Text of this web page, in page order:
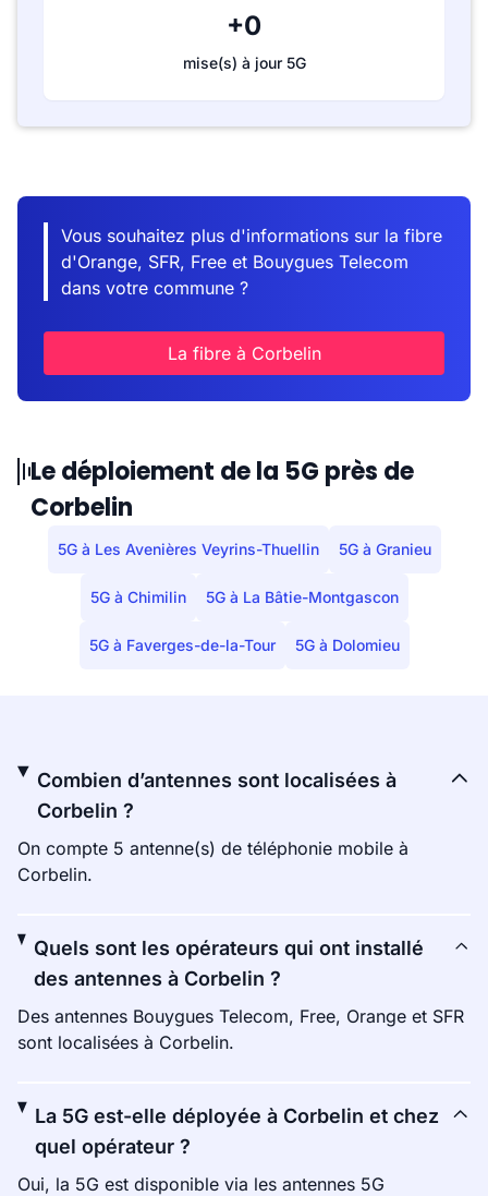
+0
mise(s) à jour 5G
Vous souhaitez plus d'informations sur la fibre
d'Orange, SFR, Free et Bouygues Telecom
dans votre commune ?
La fibre à Corbelin
Le déploiement de la 5G près de
Corbelin
5G à Les Avenières Veyrins-Thuellin 5G à Granieu
5G à Chimilin 5G à La Bâtie-Montgascon
5G à Faverges-de-la-Tour 5G à Dolomieu
Combien d’antennes sont localisées à
Corbelin ?
On compte 5 antenne(s) de téléphonie mobile à
Corbelin.
Quels sont les opérateurs qui ont installé
des antennes à Corbelin ?
Des antennes Bouygues Telecom, Free, Orange et SFR
sont localisées à Corbelin.
La 5G est-elle déployée à Corbelin et chez
quel opérateur ?
Oui, la 5G est disponible via les antennes 5G